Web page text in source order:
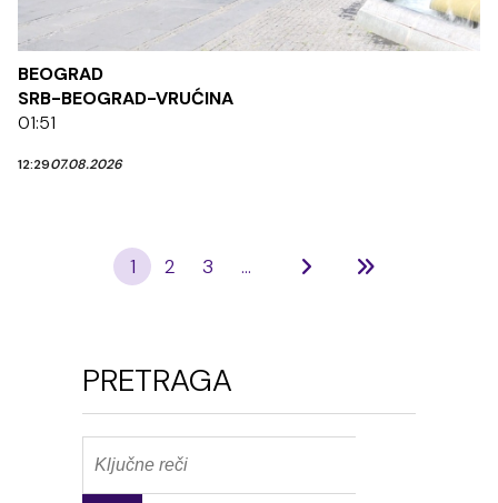
BEOGRAD
SRB-BEOGRAD-VRUĆINA
01:51
12:2907.08.2026
1 2 3 ...
PRETRAGA